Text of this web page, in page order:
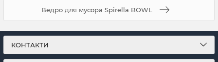
Ведро для мусора Spirella BOWL
КОНТАКТИ